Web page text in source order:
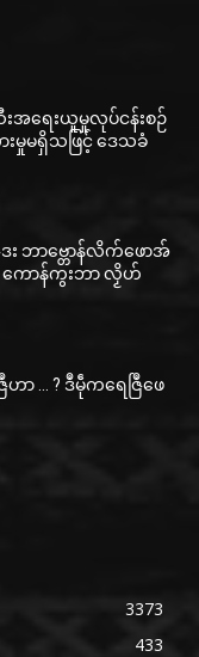
းအရေးယူမှုလုပ်ငန်းစဉ်
းမှုမရှိသဖြင့် ဒေသခံ
း ဘာဗ္တောန်လိက်ဖောအ်
ကောန်ကွးဘာ လၟိဟ်
ဟာ … ? ဒဳမဵုကရေဇြဳဖေ
3373
433